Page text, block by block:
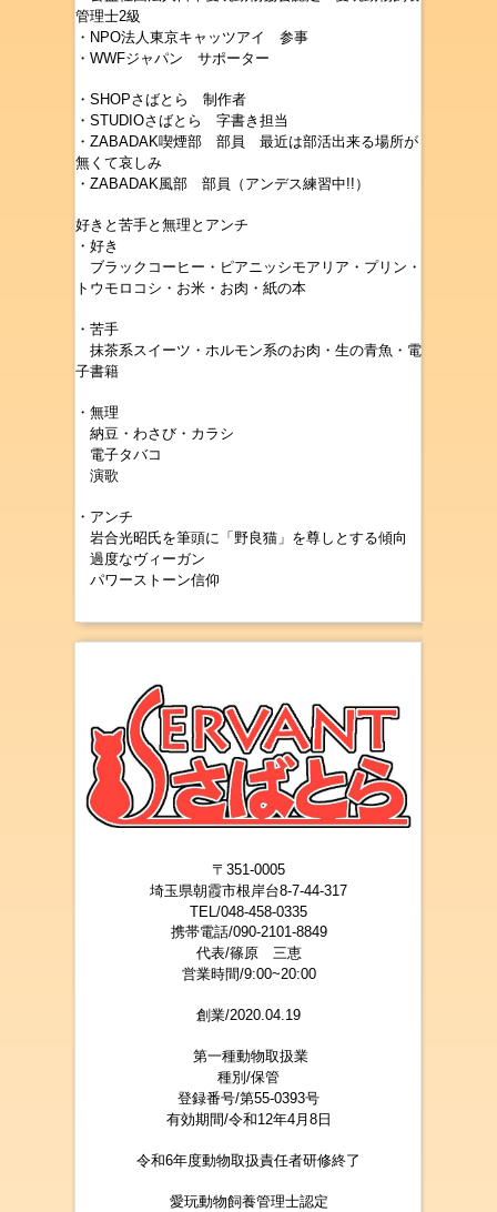
管理士2級
・NPO法人東京キャッツアイ 参事
・WWFジャパン サポーター
・SHOPさばとら 制作者
・STUDIOさばとら 字書き担当
・ZABADAK喫煙部 部員 最近は部活出来る場所が
無くて哀しみ
・ZABADAK風部 部員（アンデス練習中!!）
好きと苦手と無理とアンチ
・好き
ブラックコーヒー・ピアニッシモアリア・プリン・
トウモロコシ・お米・お肉・紙の本
・苦手
抹茶系スイーツ・ホルモン系のお肉・生の青魚・電
子書籍
・無理
納豆 ・わさび・カラシ
電子タバコ
演歌
・アンチ
岩合光昭氏を筆頭に「野良猫」を尊しとする傾向
過度なヴィーガン
パワーストーン信仰
〒351-0005
埼玉県朝霞市根岸台8-7-44-317
TEL/048-458-0335
携帯電話/090-2101-8849
代表/篠原 三恵
営業時間/9:00~20:00
創業/2020.04.19
第一種動物取扱業
種別/保管
登録番号/第55-0393号
有効期間/令和12年4月8日
令和6年度動物取扱責任者研修終了
愛玩動物飼養管理士認定